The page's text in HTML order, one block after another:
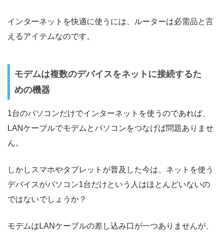
インターネットを快適に使うには、ルーターは必需品と言
えるアイテムなのです。
モデムは複数のデバイスをネットに接続するた
めの機器
1台のパソコンだけでインターネットを使うのであれば、
LANケーブルでモデムとパソコンをつなげば問題ありませ
ん。
しかしスマホやタブレットが普及した今は、ネットを使う
デバイスがパソコン1台だけという人はほとんどいないの
ではないでしょうか？
モデムはLANケーブルの差し込み口が一つありませんが、